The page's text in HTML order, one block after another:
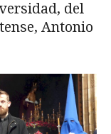
del
Antonio